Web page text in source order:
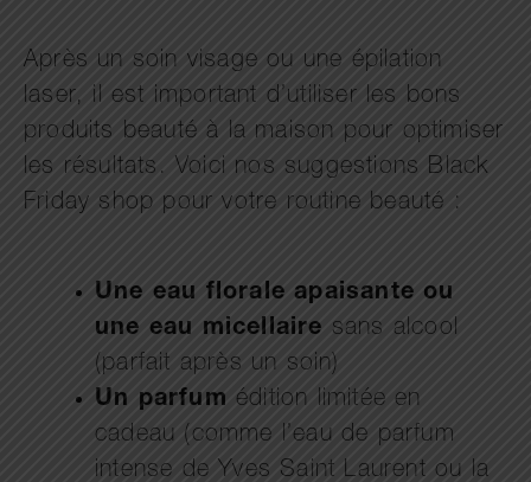
Après un soin visage ou une épilation
laser, il est important d’utiliser les bons
produits beauté à la maison pour optimiser
les résultats. Voici nos suggestions Black
Friday shop pour votre routine beauté :
Une eau florale apaisante ou
une eau micellaire sans alcool
(parfait après un soin)
Un parfum édition limitée en
cadeau (comme l’eau de parfum
intense de Yves Saint Laurent ou la